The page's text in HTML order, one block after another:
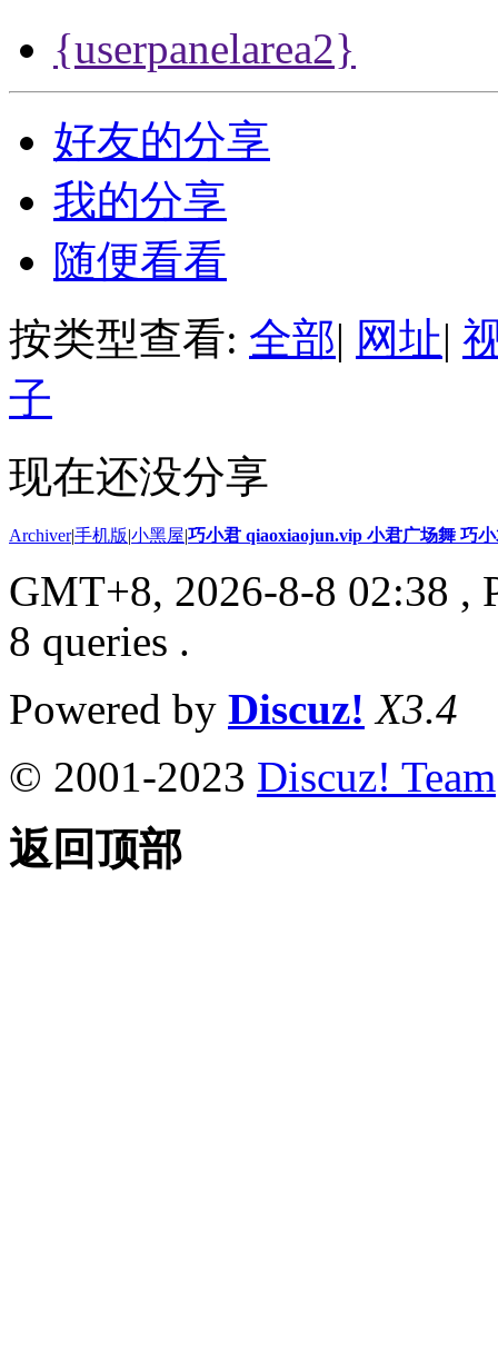
{userpanelarea2}
好友的分享
我的分享
随便看看
按类型查看: 全部| 网址|
子
现在还没分享
Archiver|手机版|小黑屋|巧小君 qiaoxiaojun.vip 小君广场舞 巧
GMT+8, 2026-8-8 02:38 ,
8 queries .
Powered by Discuz! X3.4
© 2001-2023 Discuz! Team
返回顶部